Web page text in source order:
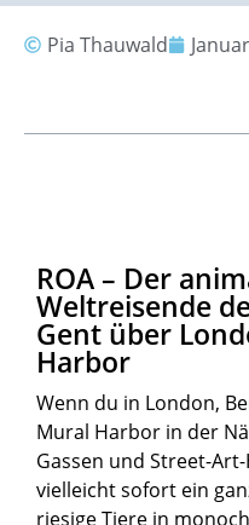
Pia Thauwald
ROA – Der
Weltreisende
Gent über
Harbor
Wenn du in London,
Mural Harbor in der
Gassen und Street-
vielleicht sofort ein
riesige Tiere in